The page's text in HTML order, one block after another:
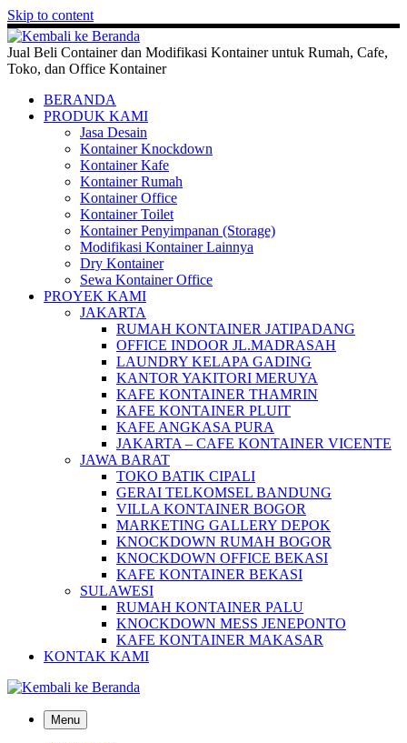
Skip to content
Jual Beli Container dan Modifikasi Kontainer untuk Rumah, Cafe,
Toko, dan Office Kontainer
BERANDA
PRODUK KAMI
Jasa Desain
Kontainer Knockdown
Kontainer Kafe
Kontainer Rumah
Kontainer Office
Kontainer Toilet
Kontainer Penyimpanan (Storage)
Modifikasi Kontainer Lainnya
Dry Kontainer
Sewa Kontainer Office
PROYEK KAMI
JAKARTA
RUMAH KONTAINER JATIPADANG
OFFICE INDOOR JL.MADRASAH
LAUNDRY KELAPA GADING
KANTOR YAKITORI MERUYA
KAFE KONTAINER THAMRIN
KAFE KONTAINER PLUIT
KAFE ANGKASA PURA
JAKARTA – CAFE KONTAINER VICENTE
JAWA BARAT
TOKO BATIK CIPALI
GERAI TELKOMSEL BANDUNG
VILLA KONTAINER BOGOR
MARKETING GALLERY DEPOK
KNOCKDOWN RUMAH BOGOR
KNOCKDOWN OFFICE BEKASI
KAFE KONTAINER BEKASI
SULAWESI
RUMAH KONTAINER PALU
KNOCKDOWN MESS JENEPONTO
KAFE KONTAINER MAKASAR
KONTAK KAMI
Menu